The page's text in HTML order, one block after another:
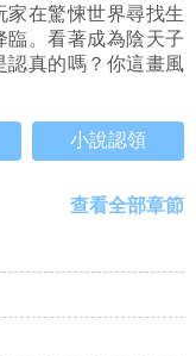
家在驚悚世界尋找生
臨。看著成為陰天子
認真的嗎？你這畫風
小說認領
查看全部章節